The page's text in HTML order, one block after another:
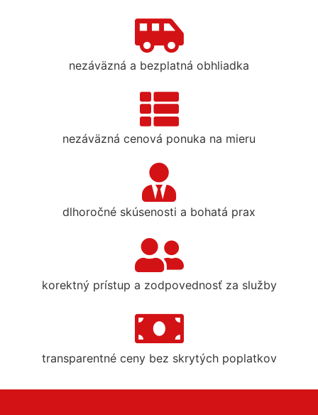
nezáväzná a bezplatná obhliadka
nezáväzná cenová ponuka na mieru
dlhoročné skúsenosti a bohatá prax
korektný prístup a zodpovednosť za služby
transparentné ceny bez skrytých poplatkov